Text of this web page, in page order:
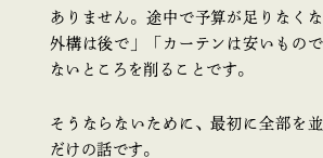
ありません。途中で予算が足りなく
外構は後で」「カーテンは安いもの
ないところを削ることです。
そうならないために、最初に全部を
だけの話です。